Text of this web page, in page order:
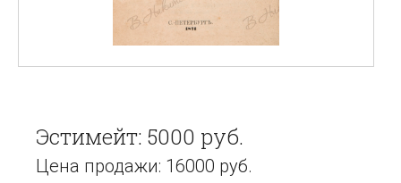
Эстимейт: 5000 руб.
Цена продажи: 16000 руб.